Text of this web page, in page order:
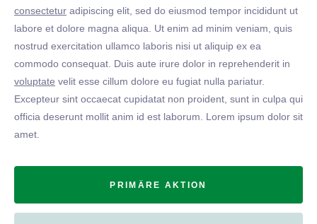
consectetur adipiscing elit, sed do eiusmod tempor incididunt ut
labore et dolore magna aliqua. Ut enim ad minim veniam, quis
nostrud exercitation ullamco laboris nisi ut aliquip ex ea
commodo consequat. Duis aute irure dolor in reprehenderit in
voluptate velit esse cillum dolore eu fugiat nulla pariatur.
Excepteur sint occaecat cupidatat non proident, sunt in culpa qui
officia deserunt mollit anim id est laborum. Lorem ipsum dolor sit
amet.
PRIMÄRE AKTION